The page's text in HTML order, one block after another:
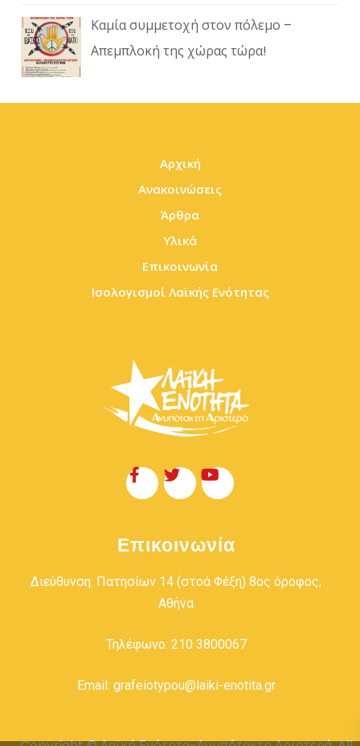
Καμία συμμετοχή στον πόλεμο –
Απεμπλοκή της χώρας τώρα!
Αρχική
Ανακοινώσεις
Άρθρα
Υλικά
Επικοινωνία
Ισολογισμοί Λαϊκής Ενότητας
Επικοινωνία
Διεύθυνση: Πατησίων 14 (στοά Φέξη) 8ος όροφος,
Αθήνα
Τηλέφωνο: 210 3800067
Email: grafeiotypou@laiki-enotita.gr